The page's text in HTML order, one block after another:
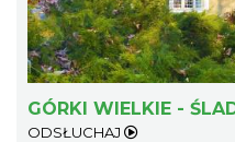
GÓRKI WIELKIE -
ODSŁUCHAJ